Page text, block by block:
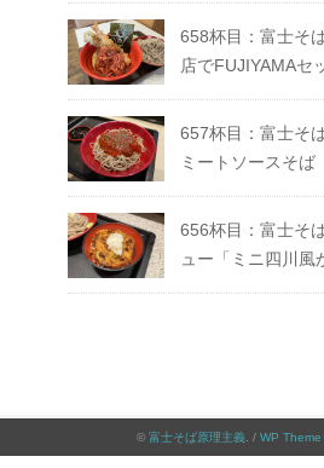
658杯目：富士そ
店でFUJIYAMAセ
657杯目：富士そ
ミートソースそば
656杯目：富士そ
ュー「ミニ四川風
© 富士そば原理主義. / WP Theme